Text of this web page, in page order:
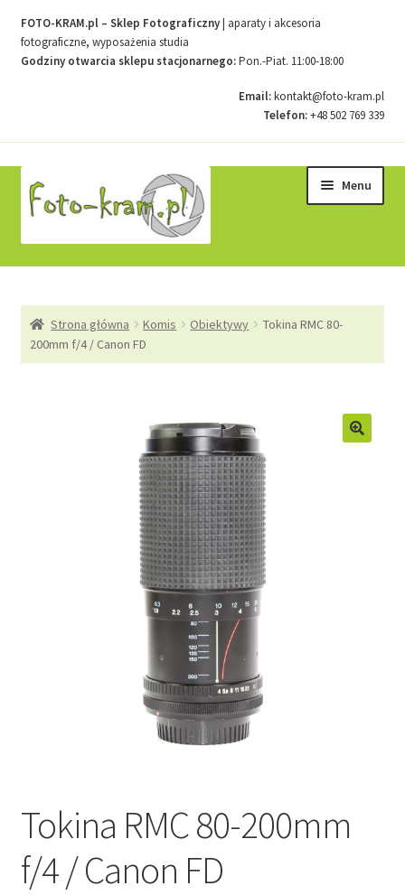
FOTO-KRAM.pl – Sklep Fotograficzny| aparaty i akcesoria
fotograficzne, wyposażenia studia
Godziny otwarcia sklepu stacjonarnego:Pon.-Piat. 11:00-18:00
Email:kontakt@foto-kram.pl
Telefon:+48 502 769 339
do
nawigacji
do
treści
Menu
Kontakt
Strona główna Komis Obiektywy
Tokina RMC 80-
200mm f/4 / Canon FD
Tokina RMC 80-200mm
f/4 / Canon FD